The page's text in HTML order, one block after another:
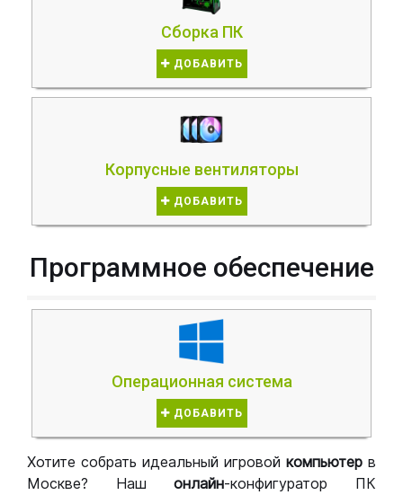
Сборка ПК
ДОБАВИТЬ
Корпусные вентиляторы
ДОБАВИТЬ
Программное обеспечение
Операционная система
ДОБАВИТЬ
Хотите собрать идеальный игровой компьютер в
Москве? Нашонлайн-конфигуратор ПК